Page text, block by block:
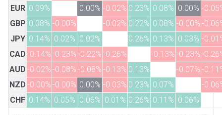
EUR 0.09% 0.00% -0.02% 0.23% 0.08% 0.00% -
GBP 0.08% -0.00% -0.02% 0.22% 0.08% -0.00% -
JPY 0.14% 0.02% 0.02% 0.26% 0.13% 0.03% -
CAD -0.14% -0.23% -0.22% -0.26% -0.13% -0.23% -
AUD -0.02% -0.08% -0.08% -0.13% 0.13% -0.07% -
NZD -0.00% -0.00% 0.00% -0.03% 0.23% 0.07%
-
CHF 0.14% 0.05% 0.06% 0.01% 0.26% 0.11% 0.06%